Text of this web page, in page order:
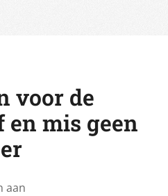
voor de
mis geen
aan